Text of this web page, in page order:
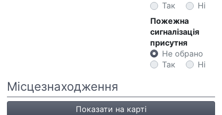
Так
Ні
Пожежна
сигналізація
присутня
Не обрано
Так
Ні
Місцезнаходження
Показати на карті